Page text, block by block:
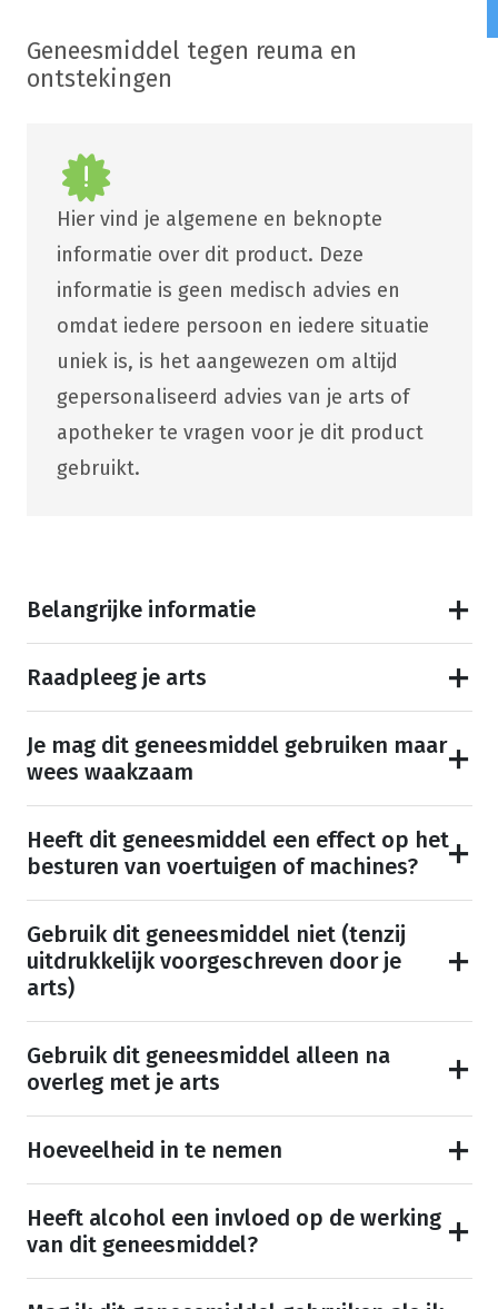
Geneesmiddel tegen reuma en
ontstekingen
Hier vind je algemene en beknopte
informatie over dit product. Deze
informatie is geen medisch advies en
omdat iedere persoon en iedere situatie
uniek is, is het aangewezen om altijd
gepersonaliseerd advies van je arts of
apotheker te vragen voor je dit product
gebruikt.
Belangrijke informatie
Raadpleeg je arts
Je mag dit geneesmiddel gebruiken maar
wees waakzaam
Heeft dit geneesmiddel een effect op het
besturen van voertuigen of machines?
Gebruik dit geneesmiddel niet (tenzij
uitdrukkelijk voorgeschreven door je
arts)
Gebruik dit geneesmiddel alleen na
overleg met je arts
Hoeveelheid in te nemen
Heeft alcohol een invloed op de werking
van dit geneesmiddel?